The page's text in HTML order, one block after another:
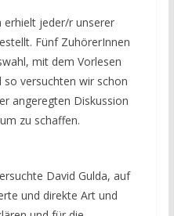
erhielt jeder/r unserer
Fünf ZuhörerInnen
mit dem Vorlesen
versuchten wir schon
angeregten Diskussion
zu schaffen.
David Gulda, auf
und direkte Art und